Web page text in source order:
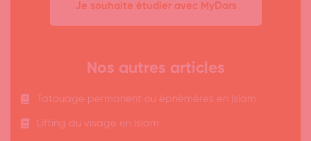
Je souhaite étudier avec MyDars
Nos autres articles
Tatouage permanent ou éphémères en Islam
Lifting du visage en Islam